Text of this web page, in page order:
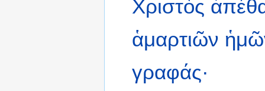
Χριστὸς
ἁμαρτιῶν
γραφάς·